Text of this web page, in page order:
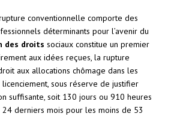
conventionnelle comporte des
déterminants pour l’avenir du
des droits sociaux constitue un premier
aux idées reçues, la rupture
aux allocations chômage dans les
licenciement, sous réserve de justifier
suffisante, soit 130 jours ou 910 heures
derniers mois pour les moins de 53